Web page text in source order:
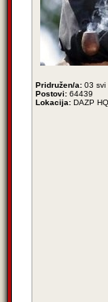
Pridružen/a: 03 svi
Postovi: 64439
Lokacija: DAZP HQ